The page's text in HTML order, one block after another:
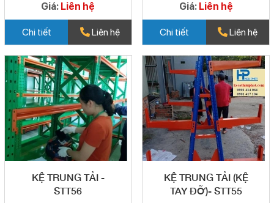
Giá: Liên hệ
Chi tiết Liên hệ
Giá: Liên hệ
Chi tiết Liên hệ
KỆ TRUNG TẢI -
STT56
KỆ TRUNG TẢI (KỆ
TAY ĐỠ)- STT55